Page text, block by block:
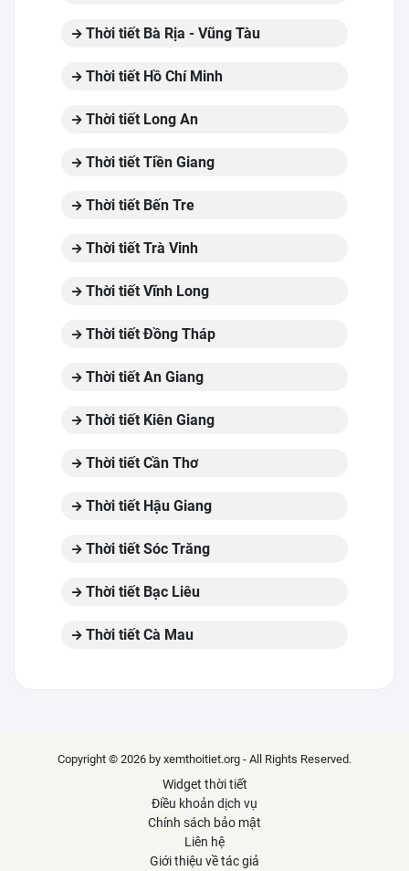
Thời tiết Bà Rịa - Vũng Tàu
Thời tiết Hồ Chí Minh
Thời tiết Long An
Thời tiết Tiền Giang
Thời tiết Bến Tre
Thời tiết Trà Vinh
Thời tiết Vĩnh Long
Thời tiết Đồng Tháp
Thời tiết An Giang
Thời tiết Kiên Giang
Thời tiết Cần Thơ
Thời tiết Hậu Giang
Thời tiết Sóc Trăng
Thời tiết Bạc Liêu
Thời tiết Cà Mau
Copyright © 2026 by xemthoitiet.org - All Rights Reserved.
Widget thời tiết
Điều khoản dịch vụ
Chính sách bảo mật
Liên hệ
Giới thiệu về tác giả